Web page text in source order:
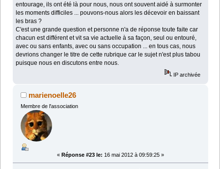
entourage, ils ont été là pour nous, nous ont souvent aidé à surmonter
les moments difficiles ... pouvons-nous alors les décevoir en baissant
les bras ?
C'est une grande question et personne n'a de réponse toute faite car
chacun est différent et vit sa vie actuelle à sa façon, seul ou entouré,
avec ou sans enfants, avec ou sans occupation ... en tous cas, nous
devrions changer le titre de cette rubrique car le sujet n'est plus tabou
puisque nous en discutons entre nous.
IP archivée
marienoelle26
Membre de l'association
« Réponse #23 le: 16 mai 2012 à 09:59:25 »